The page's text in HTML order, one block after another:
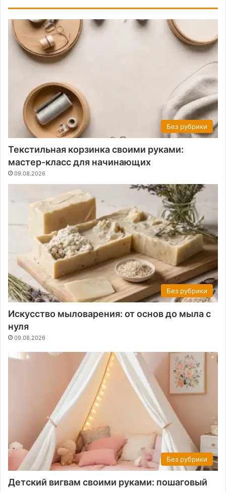
Без рубрики
Текстильная корзинка своими руками:
мастер-класс для начинающих
09.08.2026
Без рубрики
Искусство мыловарения: от основ до мыла с
нуля
09.08.2026
Без рубрики
Детский вигвам своими руками: пошаговый